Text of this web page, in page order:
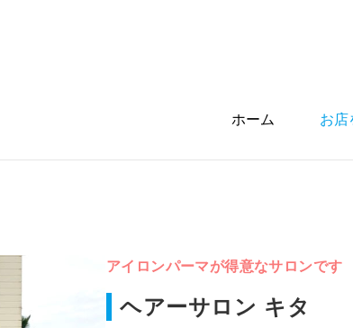
ホーム お店
アイロンパーマが得意なサロンです
ヘアーサロン キタ